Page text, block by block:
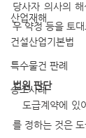
산업재해
건설산업기본법
특수물건 판례
승소사례
당사자 의사의
우 약정 등을 토
법원 판단
를 정하는 것은